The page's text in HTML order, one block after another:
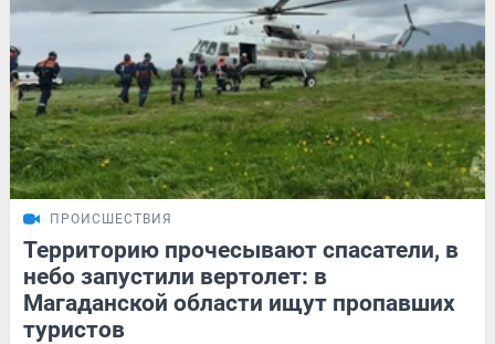
ПРОИСШЕСТВИЯ
Территорию прочесывают спасатели, в
небо запустили вертолет: в
Магаданской области ищут пропавших
туристов